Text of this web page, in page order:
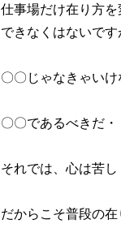
仕事場だけ在り方を
できなくはないです
〇〇じゃなきゃいけ
〇〇であるべきだ・
それでは、心は苦し
だからこそ普段の